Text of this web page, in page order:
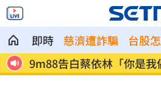
即時 慈濟遭詐騙 台股
綠營竹北市長「2選1」？
了